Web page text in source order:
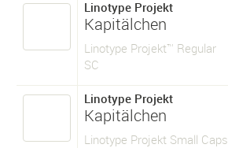
Linotype Projekt
Kapitälchen
Linotype Projekt™ Regular
SC
Linotype Projekt
Kapitälchen
Linotype Projekt Small Caps